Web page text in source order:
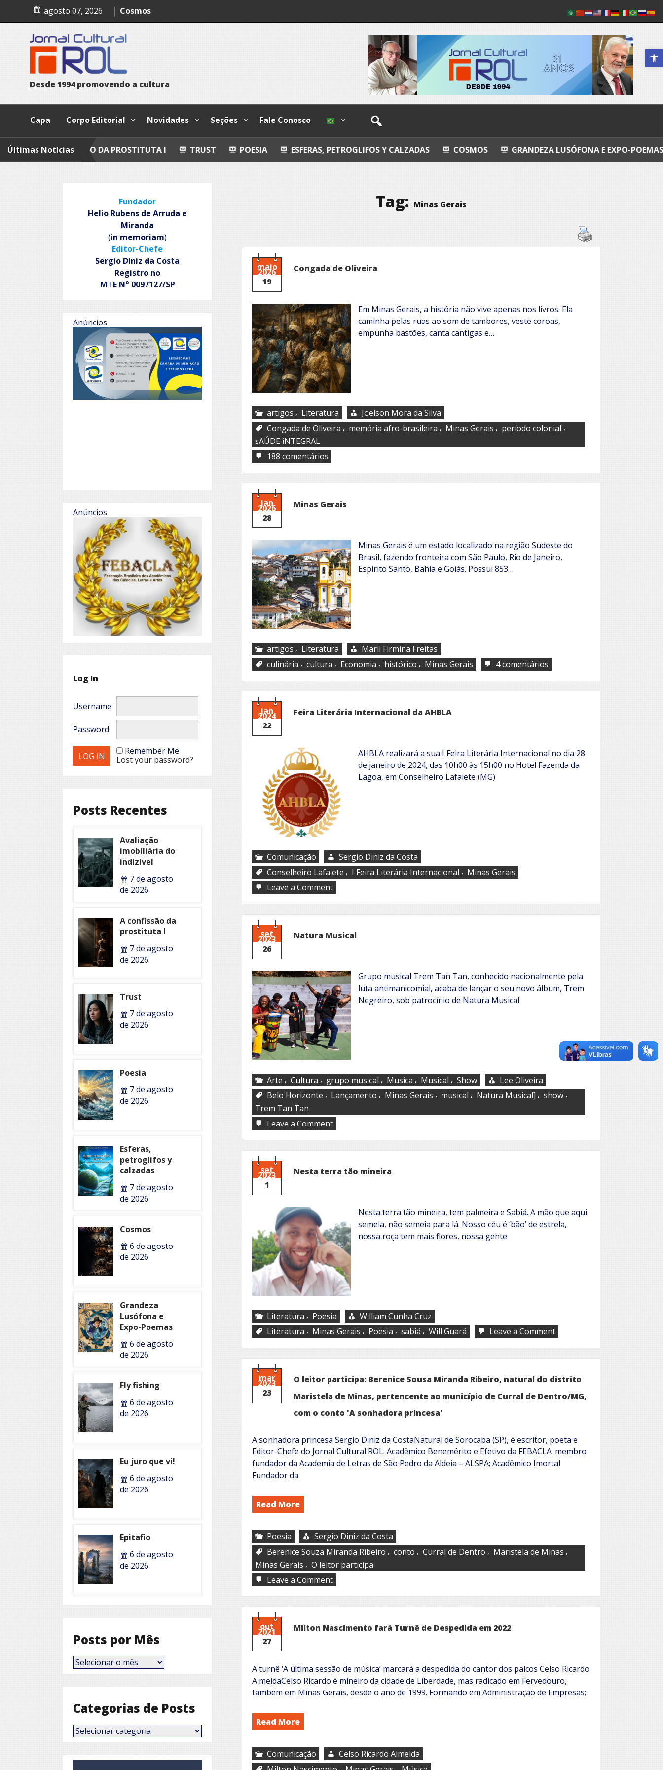
Abrir a
content
agosto 07, 2026
Grandeza Lusófona e Expo-
Desde1994 promovendo a cultura
Capa Corpo Editorial Novidades Seções Fale Conosco
Últimas Notícias
CONFISSÃO DA PROSTITUTA I TRUST POESIA ESFERAS, PETROGLIFOS Y CALZADAS COSMOS GRANDEZA LUSÓFONA E EXPO-POEMAS
Tag: Minas Gerais
maio
2026
19
Congada de Oliveira
Em Minas Gerais, a história não vive apenas nos livros. Ela
caminha pelas ruas ao som de tambores, veste coroas,
empunha bastões, canta cantigas e…
artigos , Literatura
Joelson Mora da Silva
Congada de Oliveira , memória afro-brasileira , Minas Gerais , período colonial ,
sAÚDE iNTEGRAL
188 comentários
Congada
de
Oliveira
jan
2026
28
Minas Gerais
Minas Gerais é um estado localizado na região Sudeste do
Brasil, fazendo fronteira com São Paulo, Rio de Janeiro,
Espírito Santo, Bahia e Goiás. Possui 853…
artigos , Literatura
Marli Firmina Freitas
culinária , cultura , Economia , histórico , Minas Gerais 4 comentários
Minas
Gerais
jan
2024
22
Feira Literária Internacional da AHBLA
AHBLA realizará a sua I Feira Literária Internacional no dia 28
de janeiro de 2024, das 10h00 às 15h00 no Hotel Fazenda da
Lagoa, em Conselheiro Lafaiete (MG)
Comunicação
Sergio Diniz da Costa
Conselheiro Lafaiete , I Feira Literária Internacional , Minas Gerais
Leave a Commenton
Feira
Literária
Internacional
AHBLA
set
2023
26
Natura Musical
Grupo musical Trem Tan Tan, conhecido nacionalmente pela
luta antimanicomial, acaba de lançar o seu novo álbum, Trem
Negreiro, sob patrocínio de Natura Musical
Arte , Cultura , grupo musical , Musica , Musical , Show
Lee Oliveira
Belo Horizonte , Lançamento , Minas Gerais , musical , Natura Musical] , show ,
Trem Tan Tan
Leave a Commenton
Natura
Musical
set
2023
1
Nesta terra tão mineira
Nesta terra tão mineira, tem palmeira e Sabiá. A mão que aqui
semeia, não semeia para lá. Nosso céu é ‘bão’ de estrela,
nossa roça tem mais flores, nossa gente
Literatura , Poesia
William Cunha Cruz
Literatura , Minas Gerais , Poesia , sabiá , Will Guará Leave a Commenton
Nesta
terra
tão
mar
2023
23
O leitor participa: Berenice Sousa Miranda Ribeiro, natural do distrito
Maristela de Minas, pertencente ao município de Curral de Dentro/MG,
com o conto 'A sonhadora princesa'
A sonhadora princesa Sergio Diniz da CostaNatural de Sorocaba (SP), é escritor, poeta e
Editor-Chefe do Jornal Cultural ROL. Acadêmico Benemérito e Efetivo da FEBACLA; membro
fundador da Academia de Letras de São Pedro da Aldeia – ALSPA; Acadêmico Imortal
Fundador da
Read More
Poesia
Sergio Diniz da Costa
Berenice Souza Miranda Ribeiro , conto , Curral de Dentro , Maristela de Minas ,
Minas Gerais , O leitor participa
Leave a Commenton
O
leitor
participa:
Sousa
Miranda
distrito
Maristela
de
Minas,
de
Dentro/MG,
com
out
2021
27
Milton Nascimento fará Turnê de Despedida em 2022
A turnê ‘A última sessão de música’ marcará a despedida do cantor dos palcos Celso Ricardo
AlmeidaCelso Ricardo é mineiro da cidade de Liberdade, mas radicado em Fervedouro,
também em Minas Gerais, desde o ano de 1999. Formando em Administração de Empresas;
Read More
Comunicação
Celso Ricardo Almeida
Fundador
Helio Rubens de Arruda e
Miranda
(in memoriam)
Editor-Chefe
Sergio Diniz da Costa
Registro no
MTE No 0097127/SP
Anúncios
Anúncios
Log In
Username
Password
Remember Me
Lost your password?
Posts Recentes
Avaliação
imobiliária do
indizível
7 de agosto
de 2026
A confissão da
prostituta I
7 de agosto
de 2026
Trust
7 de agosto
de 2026
Poesia
7 de agosto
de 2026
Esferas,
petroglifos y
calzadas
7 de agosto
de 2026
Cosmos
6 de agosto
de 2026
Grandeza
Lusófona e
Expo-Poemas
6 de agosto
de 2026
Fly fishing
6 de agosto
de 2026
Eu juro que vi!
6 de agosto
de 2026
Epitafio
6 de agosto
de 2026
Posts por Mês
Posts
por
Categorias de Posts
Categorias
de